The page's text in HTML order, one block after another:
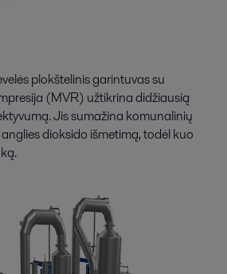
plokštelinis garintuvas su
(MVR) užtikrina didžiausią
Jis sumažina komunalinių
dioksido išmetimą, todėl kuo